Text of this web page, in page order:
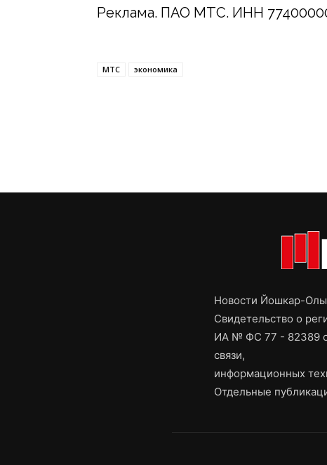
Реклама. ПАО МТС. ИНН
МТС экономика
Новости Йошкар-
Свидетельство о
ИА № ФС 77 - 82389
связи,
информационных
Отдельные